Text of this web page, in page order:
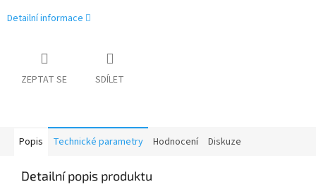
Detailní informace
ZEPTAT SE SDÍLET
Popis Technické parametry Hodnocení Diskuze
Detailní popis produktu